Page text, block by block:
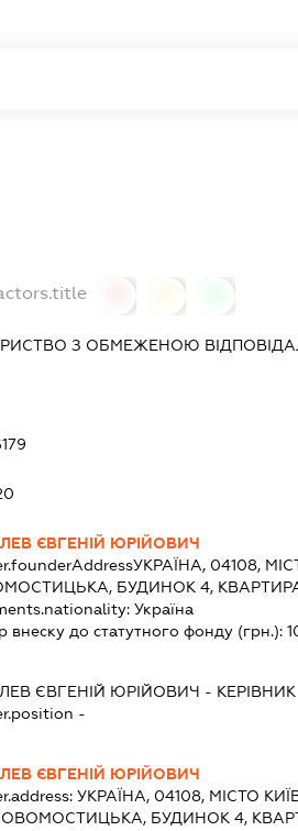
З ОБМЕЖЕНОЮ
ЄВГЕНІЙ ЮРІЙОВИЧ
УКРАЇНА, 04108,
БУДИНОК 4,
Україна
внеску до статутного фонду (грн.):
ЄВГЕНІЙ ЮРІЙОВИЧ - КЕРІВНИК
-
ЄВГЕНІЙ ЮРІЙОВИЧ
УКРАЇНА, 04108, МІСТО
БУДИНОК 4,